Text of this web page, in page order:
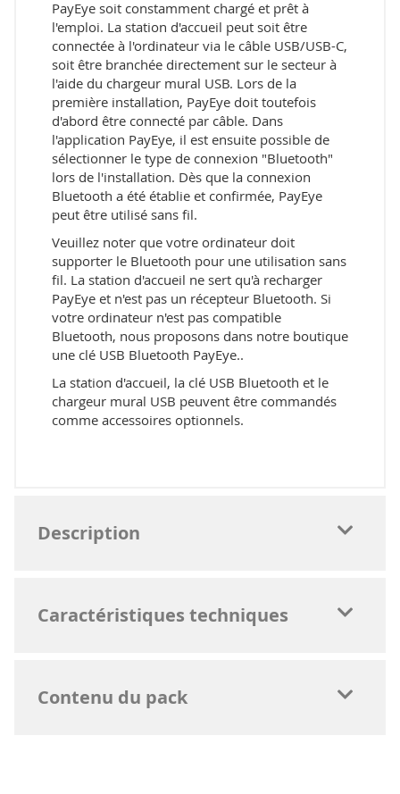
PayEye soit constamment chargé et prêt à
l'emploi. La station d'accueil peut soit être
connectée à l'ordinateur via le câble USB/USB-C,
soit être branchée directement sur le secteur à
l'aide du chargeur mural USB. Lors de la
première installation, PayEye doit toutefois
d'abord être connecté par câble. Dans
l'application PayEye, il est ensuite possible de
sélectionner le type de connexion "Bluetooth"
lors de l'installation. Dès que la connexion
Bluetooth a été établie et confirmée, PayEye
peut être utilisé sans fil.
Veuillez noter que votre ordinateur doit
supporter le Bluetooth pour une utilisation sans
fil. La station d'accueil ne sert qu'à recharger
PayEye et n'est pas un récepteur Bluetooth. Si
votre ordinateur n'est pas compatible
Bluetooth, nous proposons dans notre boutique
une clé USB Bluetooth PayEye..
La station d'accueil, la clé USB Bluetooth et le
chargeur mural USB peuvent être commandés
comme accessoires optionnels.
Description
Caractéristiques techniques
Contenu du pack